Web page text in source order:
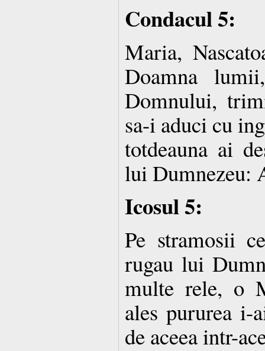
Condacul 5:
Maria,
Doamna
Domnului,
sa-i aduci cu
totdeauna ai
lui Dumnezeu:
Icosul 5:
Pe stramosii
rugau lui
multe rele, o
ales pururea i-
de aceea intr-